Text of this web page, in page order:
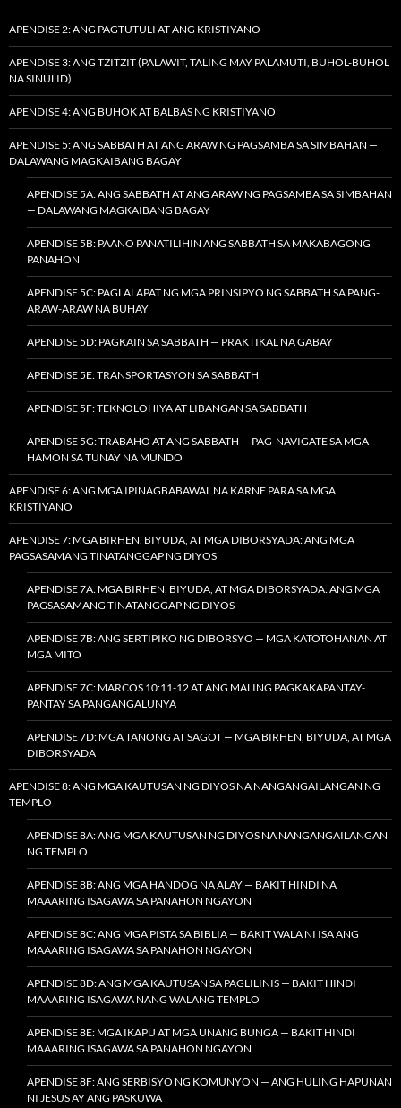
APENDISE 2: ANG PAGTUTULI AT ANG KRISTIYANO
APENDISE 3: ANG TZITZIT (PALAWIT, TALING MAY PALAMUTI, BUHOL-BUHOL
NA SINULID)
APENDISE 4: ANG BUHOK AT BALBAS NG KRISTIYANO
APENDISE 5: ANG SABBATH AT ANG ARAW NG PAGSAMBA SA SIMBAHAN —
DALAWANG MAGKAIBANG BAGAY
APENDISE 5A: ANG SABBATH AT ANG ARAW NG PAGSAMBA SA SIMBAHAN
— DALAWANG MAGKAIBANG BAGAY
APENDISE 5B: PAANO PANATILIHIN ANG SABBATH SA MAKABAGONG
PANAHON
APENDISE 5C: PAGLALAPAT NG MGA PRINSIPYO NG SABBATH SA PANG-
ARAW-ARAW NA BUHAY
APENDISE 5D: PAGKAIN SA SABBATH — PRAKTIKAL NA GABAY
APENDISE 5E: TRANSPORTASYON SA SABBATH
APENDISE 5F: TEKNOLOHIYA AT LIBANGAN SA SABBATH
APENDISE 5G: TRABAHO AT ANG SABBATH — PAG-NAVIGATE SA MGA
HAMON SA TUNAY NA MUNDO
APENDISE 6: ANG MGA IPINAGBABAWAL NA KARNE PARA SA MGA
KRISTIYANO
APENDISE 7: MGA BIRHEN, BIYUDA, AT MGA DIBORSYADA: ANG MGA
PAGSASAMANG TINATANGGAP NG DIYOS
APENDISE 7A: MGA BIRHEN, BIYUDA, AT MGA DIBORSYADA: ANG MGA
PAGSASAMANG TINATANGGAP NG DIYOS
APENDISE 7B: ANG SERTIPIKO NG DIBORSYO — MGA KATOTOHANAN AT
MGA MITO
APENDISE 7C: MARCOS 10:11-12 AT ANG MALING PAGKAKAPANTAY-
PANTAY SA PANGANGALUNYA
APENDISE 7D: MGA TANONG AT SAGOT — MGA BIRHEN, BIYUDA, AT MGA
DIBORSYADA
APENDISE 8: ANG MGA KAUTUSAN NG DIYOS NA NANGANGAILANGAN NG
TEMPLO
APENDISE 8A: ANG MGA KAUTUSAN NG DIYOS NA NANGANGAILANGAN
NG TEMPLO
APENDISE 8B: ANG MGA HANDOG NA ALAY — BAKIT HINDI NA
MAAARING ISAGAWA SA PANAHON NGAYON
APENDISE 8C: ANG MGA PISTA SA BIBLIA — BAKIT WALA NI ISA ANG
MAAARING ISAGAWA SA PANAHON NGAYON
APENDISE 8D: ANG MGA KAUTUSAN SA PAGLILINIS — BAKIT HINDI
MAAARING ISAGAWA NANG WALANG TEMPLO
APENDISE 8E: MGA IKAPU AT MGA UNANG BUNGA — BAKIT HINDI
MAAARING ISAGAWA SA PANAHON NGAYON
APENDISE 8F: ANG SERBISYO NG KOMUNYON — ANG HULING HAPUNAN
NI JESUS AY ANG PASKUWA